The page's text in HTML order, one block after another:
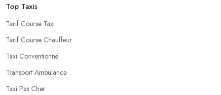
Top Taxis
Tarif Course Taxi
Tarif Course Chauffeur
Taxi Conventionné
Transport Ambulance
Taxi Pas Cher